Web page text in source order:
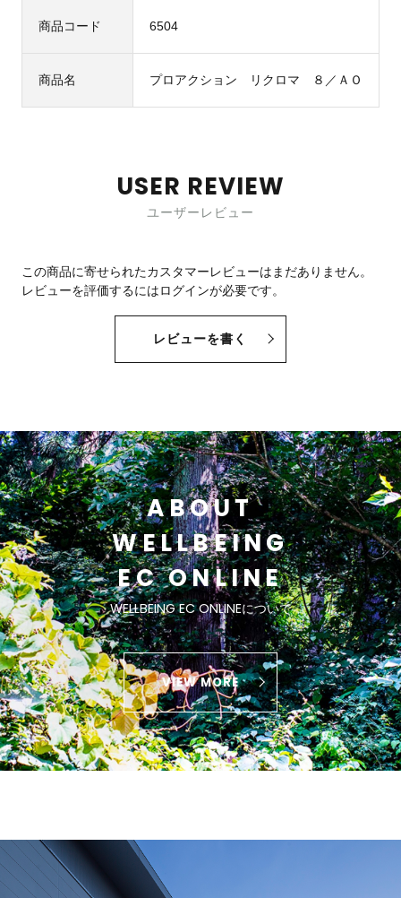
商品コード 6504
商品名 プロアクション リクロマ ８／ＡＯ
USER REVIEW
ユーザーレビュー
この商品に寄せられたカスタマーレビューはまだありません。
レビューを評価するにはログインが必要です。
レビューを書く
ABOUT
WELLBEING
EC ONLINE
WELLBEING EC ONLINEについて
VIEW MORE